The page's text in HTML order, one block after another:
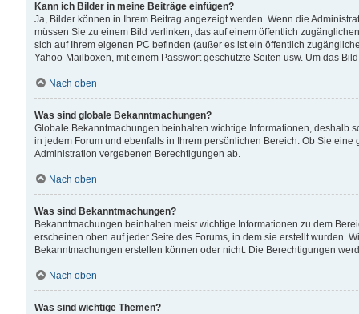
Kann ich Bilder in meine Beiträge einfügen?
Ja, Bilder können in Ihrem Beitrag angezeigt werden. Wenn die
müssen Sie zu einem Bild verlinken, das auf einem öffentlich
sich auf Ihrem eigenen PC befinden (außer es ist ein öffentlich
Yahoo-Mailboxen, mit einem Passwort geschützte Seiten usw. Um das
Nach oben
Was sind globale Bekanntmachungen?
Globale Bekanntmachungen beinhalten wichtige Informationen, deshalb
in jedem Forum und ebenfalls in Ihrem persönlichen Bereich. Ob Sie
Administration vergebenen Berechtigungen ab.
Nach oben
Was sind Bekanntmachungen?
Bekanntmachungen beinhalten meist wichtige Informationen zu dem
erscheinen oben auf jeder Seite des Forums, in dem sie erstellt wurden.
Bekanntmachungen erstellen können oder nicht. Die Berechtigungen
Nach oben
Was sind wichtige Themen?